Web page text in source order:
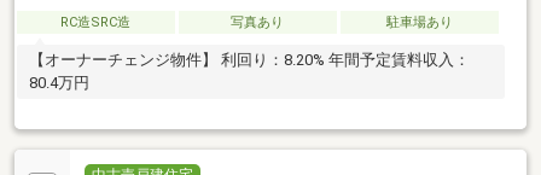
RC造SRC造 写真あり 駐車場あり
【オーナーチェンジ物件】 利回り：8.20% 年間予定賃料収入：
80.4万円